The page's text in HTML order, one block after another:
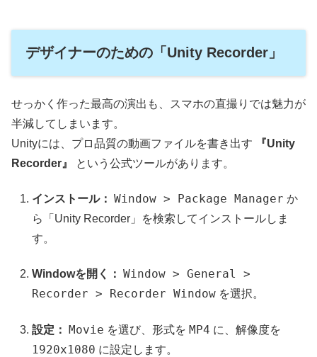
デザイナーのための「Unity Recorder」
せっかく作った最高の演出も、スマホの直撮りでは魅力が
半減してしまいます。
Unityには、プロ品質の動画ファイルを書き出す
『Unity
Recorder』
という公式ツールがあります。
インストール： Window > Package Manager か
ら「Unity Recorder」を検索してインストールしま
す。
Windowを開く： Window > General >
Recorder > Recorder Window を選択。
設定： Movie を選び、形式を MP4 に、解像度を
1920x1080 に設定します。